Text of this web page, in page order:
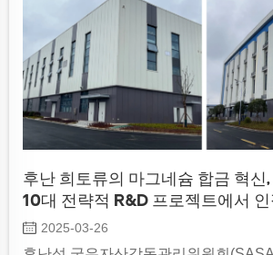
후난 희토류의 마그네슘 합금 혁신
10대 전략적 R&D 프로젝트에서 인
2025-03-26